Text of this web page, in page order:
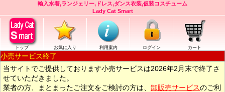
輸入水着,ランジェリー,ドレス,ダンス衣装,仮装コスチューム
Lady Cat Smart
トップ お気に入り 利用案内 ログイン カート
小売サービス終了
当サイトでご提供しております小売サービスは2026年2月末で終了さ
せていただきました。
業者の方、まとまったご注文をご検討の方は、 卸販売サービスのご利